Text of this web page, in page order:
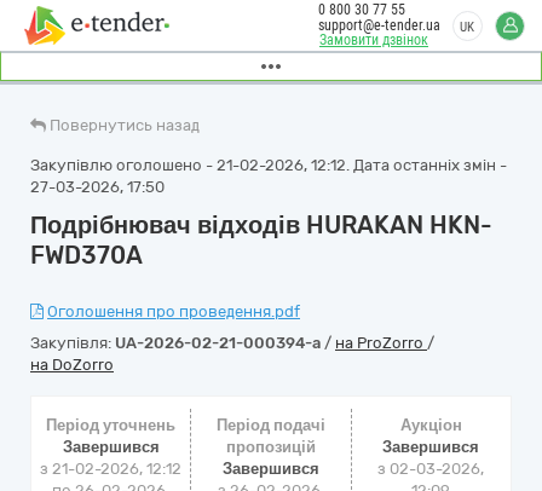
Замовити дзвінок
0 800 30 77 55
support@e-tender.ua
UK
Повернутись назад
Закупівлю оголошено - 21-02-2026, 12:12. Дата останніх змін -
27-03-2026, 17:50
Подрібнювач відходів HURAKAN HKN-
FWD370A
Оголошення про проведення.pdf
Закупівля: UA-2026-02-21-000394-a / на ProZorro /
на DoZorro
Період уточнень
Завершився
з 21-02-2026, 12:12
Період подачі
пропозицій
Завершився
Аукціон
Завершився
з 02-03-2026,